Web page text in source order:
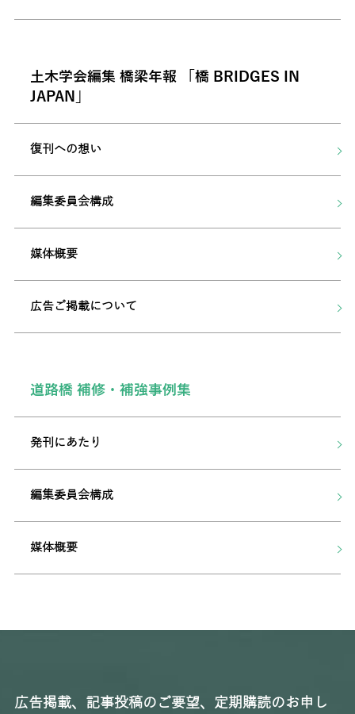
土木学会編集 橋梁年報 「橋 BRIDGES IN
JAPAN」
復刊への想い
編集委員会構成
媒体概要
広告ご掲載について
道路橋 補修・補強事例集
発刊にあたり
編集委員会構成
媒体概要
広告掲載、記事投稿のご要望、定期購読のお申し